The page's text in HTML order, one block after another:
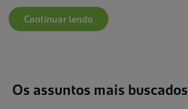
Continuar lendo
Os assuntos mais buscados